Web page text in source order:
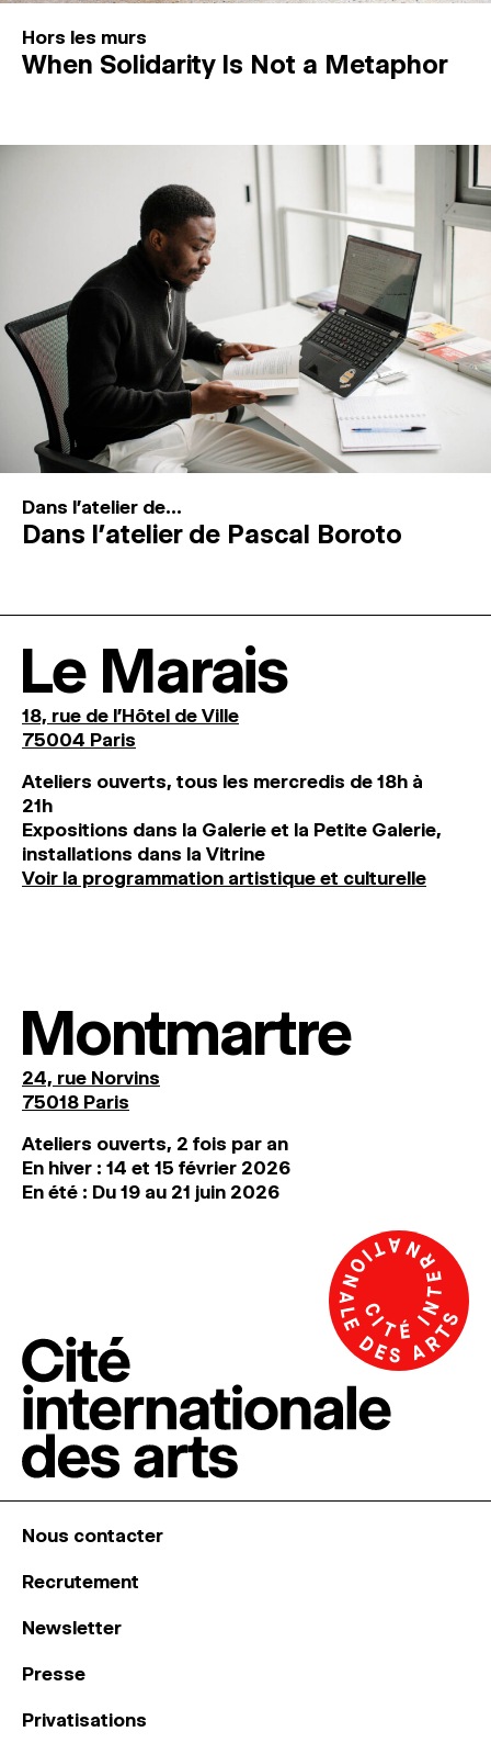
Hors les murs
When Solidarity Is Not a Metaphor
Dans l'atelier de...
Dans l’atelier de Pascal Boroto
Le Marais
18, rue de l'Hôtel de Ville
75004 Paris
Ateliers ouverts, tous les mercredis de 18h à
21h
Expositions dans la Galerie et la Petite Galerie,
installations dans la Vitrine
Voir la programmation artistique et culturelle
Montmartre
24, rue Norvins
75018 Paris
Ateliers ouverts, 2 fois par an
En hiver : 14 et 15 février 2026
En été : Du 19 au 21 juin 2026
Nous contacter
Recrutement
Newsletter
Presse
Privatisations